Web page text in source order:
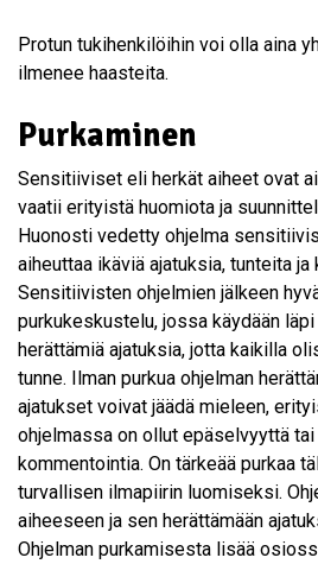
Protun tukihenkilöihin voi olla aina
ilmenee haasteita.
Purkaminen
Sensitiiviset eli herkät aiheet ovat
vaatii erityistä huomiota ja
Huonosti vedetty ohjelma
aiheuttaa ikäviä ajatuksia, tunteita ja
Sensitiivisten ohjelmien jälkeen
purkukeskustelu, jossa käydään
herättämiä ajatuksia, jotta kaikilla
tunne. Ilman purkua ohjelman
ajatukset voivat jäädä mieleen,
ohjelmassa on ollut epäselvyyttä tai
kommentointia. On tärkeää purkaa
turvallisen ilmapiirin luomiseksi.
aiheeseen ja sen herättämään
Ohjelman purkamisesta lisää